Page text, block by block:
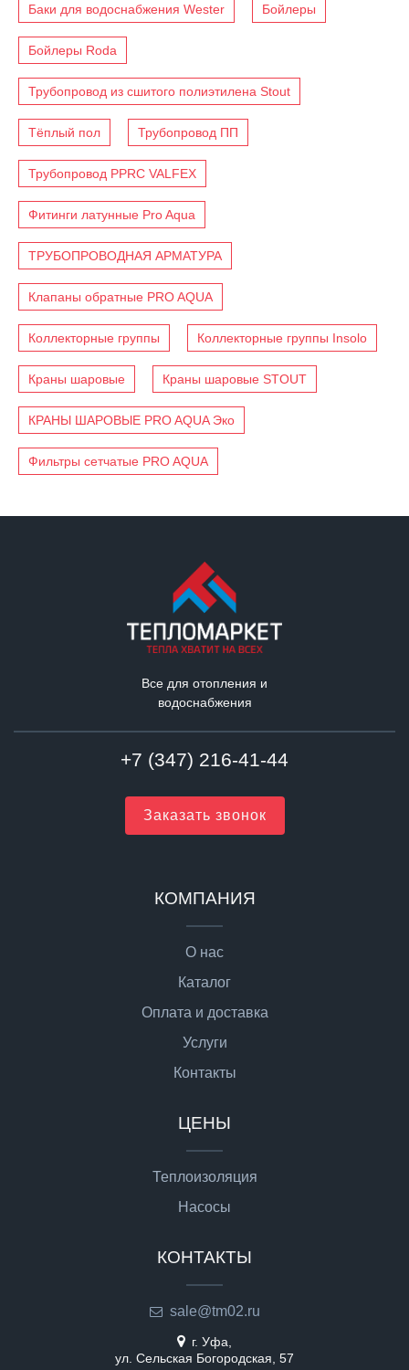
Баки для водоснабжения Wester Бойлеры
Бойлеры Roda
Трубопровод из сшитого полиэтилена Stout
Тёплый пол Трубопровод ПП
Трубопровод PPRC VALFEX
Фитинги латунные Pro Aqua
ТРУБОПРОВОДНАЯ АРМАТУРА
Клапаны обратные PRO AQUA
Коллекторные группы Коллекторные группы Insolo
Краны шаровые Краны шаровые STOUT
КРАНЫ ШАРОВЫЕ PRO AQUA Эко
Фильтры сетчатые PRO AQUA
Все для отопления и
водоснабжения
+7 (347) 216-41-44
Заказать звонок
КОМПАНИЯ
О нас
Каталог
Оплата и доставка
Услуги
Контакты
ЦЕНЫ
Теплоизоляция
Насосы
КОНТАКТЫ
sale@tm02.ru
г. Уфа,
ул. Сельская Богородская, 57